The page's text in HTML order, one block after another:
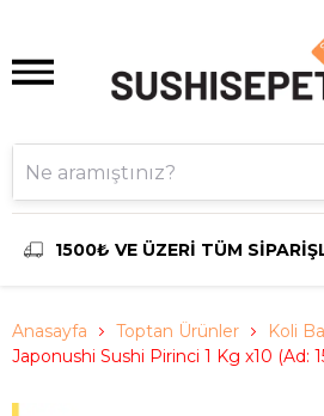
1500₺ VE ÜZERİ TÜM
Anasayfa Toptan Ürünler
Koli
Japonushi Sushi Pirinci 1 Kg x10 (Ad: